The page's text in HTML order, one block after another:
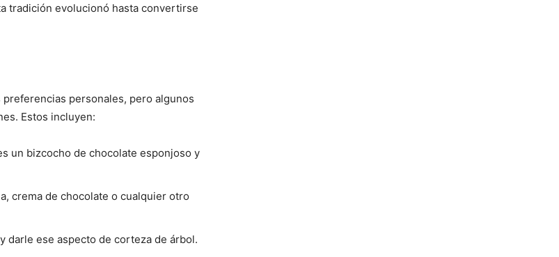
tradición evolucionó hasta convertirse
personales, pero algunos
Estos incluyen:
un bizcocho de chocolate esponjoso y
crema de chocolate o cualquier otro
darle ese aspecto de corteza de árbol.